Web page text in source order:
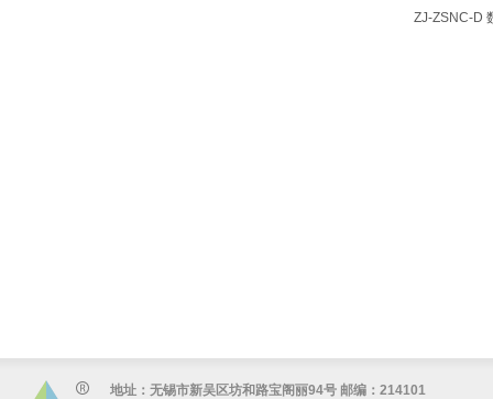
ZJ-ZSNC-D
地址：无锡市新吴区坊和路宝阁丽94号 邮编：214101